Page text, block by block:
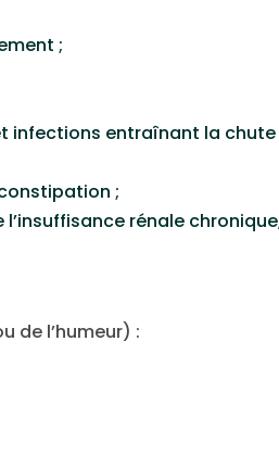
;
infections entraînant la chute
;
rénale
de l’humeur) :